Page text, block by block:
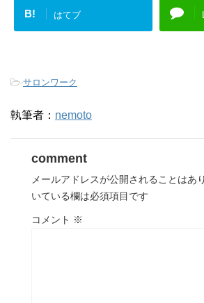
B! はてブ
-サロンワーク
執筆者： nemoto
comment
メールアドレスが公開されることはあ
いている欄は必須項目です
コメント ※